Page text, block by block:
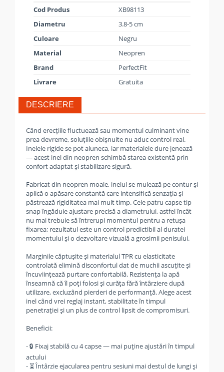
Cod Produs
XB98113
Diametru
3.8-5 cm
Culoare
Negru
Material
Neopren
Brand
PerfectFit
Livrare
Gratuita
DESCRIERE
Când erecțiile fluctuează sau momentul culminant vine
prea devreme, soluțiile obișnuite nu aduc control real.
Inelele rigide se pot aluneca, iar materialele dure jenează
— acest inel din neopren schimbă starea existentă prin
confort adaptat și stabilizare sigură.
Fabricat din neopren moale, inelul se mulează pe contur și
aplică o apăsare constantă care intensifică senzația și
păstrează rigiditatea mai mult timp. Cele patru capse tip
snap îngăduie ajustare precisă a diametrului, astfel încât
nu mai trebuie să întrerupi momentul pentru a retușa
fixarea; rezultatul este un control predictibil al duratei
momentului și o dezvoltare vizuală a grosimii penisului.
Marginile căptușite și materialul TPR cu elasticitate
controlată elimină disconfortul dat de muchii ascuțite și
încuviințează purtare confortabilă. Rezistența la apă
înseamnă că îl poți folosi și curăța fără întârziere după
utilizare, excluzând pierderi de performanță. Alege acest
inel când vrei reglaj instant, stabilitate în timpul
penetrației și un plus de control lipsit de compromisuri.
Beneficii:
- 🔒 Fixaj stabilă cu 4 capse — mai puține ajustări în timpul
actului
- ⏳ Întârzie ejacularea pentru sesiuni mai destul de lungi și